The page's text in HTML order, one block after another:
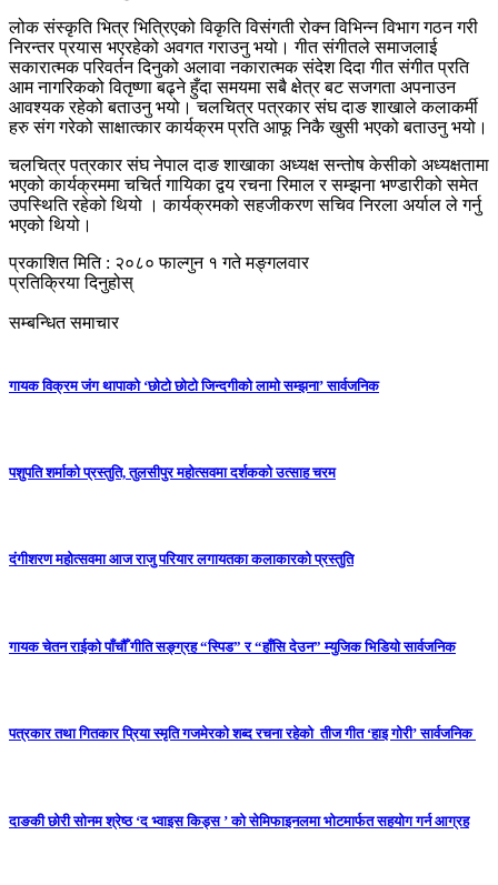
लोक संस्कृति भित्र भित्रिएको विकृति विसंगती रोक्न विभिन्न विभाग गठन गरी
निरन्तर प्रयास भएरहेको अवगत गराउनु भयो। गीत संगीतले समाजलाई
सकारात्मक परिवर्तन दिनुको अलावा नकारात्मक संदेश दिदा गीत संगीत प्रति
आम नागरिकको वितृष्णा बढ्ने हुँदा समयमा सबै क्षेत्र बट सजगता अपनाउन
आवश्यक रहेको बताउनु भयो। चलचित्र पत्रकार संघ दाङ शाखाले कलाकर्मी
हरु संग गरेको साक्षात्कार कार्यक्रम प्रति आफू निकै खुसी भएको बताउनु भयो।
चलचित्र पत्रकार संघ नेपाल दाङ शाखाका अध्यक्ष सन्तोष केसीको अध्यक्षतामा
भएको कार्यक्रममा चचिर्त गायिका द्वय रचना रिमाल र सम्झना भण्डारीको समेत
उपस्थिति रहेको थियो । कार्यक्रमको सहजीकरण सचिव निरला अर्याल ले गर्नु
भएको थियो।
प्रकाशित मिति : २०८० फाल्गुन १ गते मङ्गलवार
प्रतिक्रिया दिनुहोस्
सम्बन्धित समाचार
गायक विक्रम जंग थापाको ‘छोटो छोटो जिन्दगीको लामो सम्झना’ सार्वजनिक
पशुपति शर्माको प्रस्तुति, तुलसीपुर महोत्सवमा दर्शकको उत्साह चरम
दंगीशरण महोत्सवमा आज राजु परियार लगायतका कलाकारको प्रस्तुति
गायक चेतन राईको पाँचौँ गीति सङ्ग्रह “स्पिड” र “हाँसि देउन” म्युजिक भिडियो सार्वजनिक
पत्रकार तथा गितकार प्रिया स्मृति गजमेरकाे शब्द रचना रहेको तीज गीत ‘हाइ गोरी’ सार्वजनिक
दाङकी छोरी सोनम श्रेष्ठ ‘द भ्वाइस किड्स ’ को सेमिफाइनलमा भोटमार्फत सहयोग गर्न आग्रह